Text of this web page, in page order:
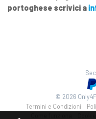
portoghese scrivici a
© 2026
Termini e Condizioni